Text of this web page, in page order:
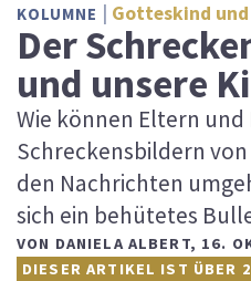
KOLUMNE Gotteskind
Der
und unsere
Wie können Eltern
Schreckensbildern
den Nachrichten
sich ein behütetes
VON DANIELA ALBERT, 16.
DIESER ARTIKEL IST ÜBER